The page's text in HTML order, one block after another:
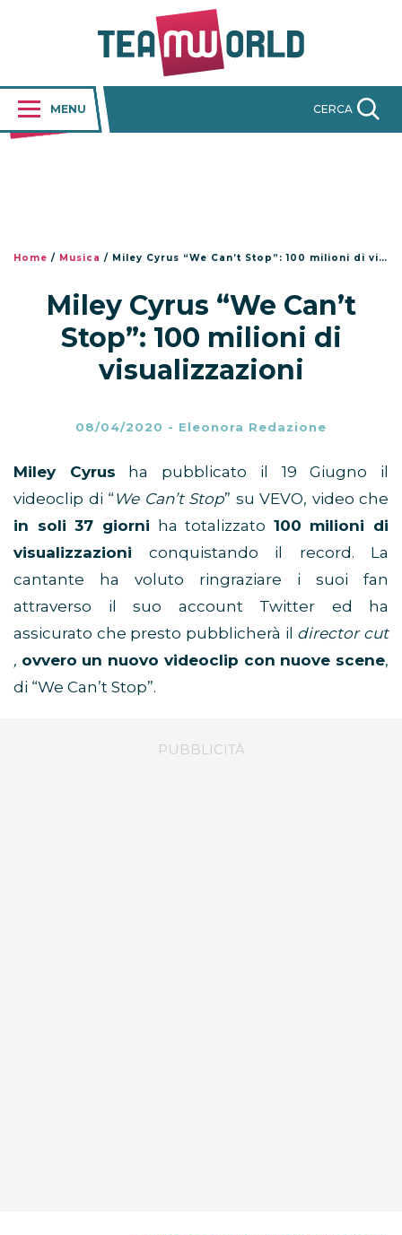
MENU CERCA
Home / Musica / Miley Cyrus “We Can’t Stop”: 100 milioni di visualizzazioni
Miley Cyrus “We Can’t
Stop”: 100 milioni di
visualizzazioni
08/04/2020 - Eleonora Redazione
Miley Cyrus ha pubblicato il 19 Giugno il
videoclip di “ We Can’t Stop” su VEVO, video che
in soli 37 giorni ha totalizzato 100 milioni di
visualizzazioni conquistando il record. La
cantante ha voluto ringraziare i suoi fan
attraverso il suo account Twitter ed ha
assicurato che presto pubblicherà il director cut
, ovvero un nuovo videoclip con nuove scene,
di “We Can’t Stop”.